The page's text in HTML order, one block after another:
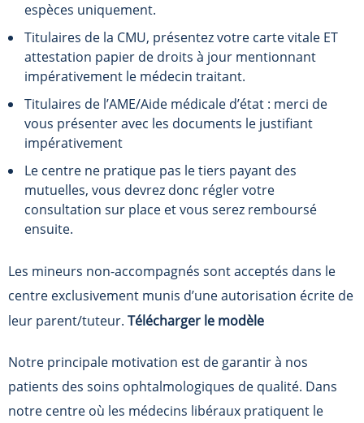
espèces uniquement.
Titulaires de la CMU, présentez votre carte vitale ET
attestation papier de droits à jour mentionnant
impérativement le médecin traitant.
Titulaires de l’AME/Aide médicale d’état : merci de
vous présenter avec les documents le justifiant
impérativement
Le centre ne pratique pas le tiers payant des
mutuelles, vous devrez donc régler votre
consultation sur place et vous serez remboursé
ensuite.
Les mineurs non-accompagnés sont acceptés dans le
centre exclusivement munis d’une autorisation écrite de
leur parent/tuteur. Télécharger le modèle
Notre principale motivation est de garantir à nos
patients des soins ophtalmologiques de qualité. Dans
notre centre où les médecins libéraux pratiquent le